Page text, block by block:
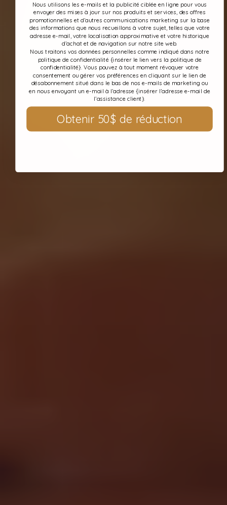
Nous utilisons les e-mails et la publicité ciblée en ligne pour vous
envoyer des mises à jour sur nos produits et services, des offres
promotionnelles et d’autres communications marketing sur la base
des informations que nous recueillons à votre sujet, telles que votre
adresse e-mail, votre localisation approximative et votre historique
d’achat et de navigation sur notre site web.
Nous traitons vos données personnelles comme indiqué dans notre
politique de confidentialité {insérer le lien vers la politique de
confidentialité}. Vous pouvez à tout moment révoquer votre
consentement ou gérer vos préférences en cliquant sur le lien de
désabonnement situé dans le bas de nos e-mails de marketing ou
en nous envoyant un e-mail à l’adresse {insérer l’adresse e-mail de
l’assistance client}.
Obtenir 50$ de réduction